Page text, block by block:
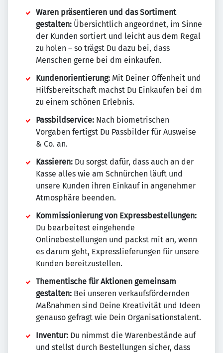
Waren präsentieren und das Sortiment
gestalten: Übersichtlich angeordnet, im Sinne
der Kunden sortiert und leicht aus dem Regal
zu holen – so trägst Du dazu bei, dass
Menschen gerne bei dm einkaufen.
Kundenorientierung: Mit Deiner Offenheit und
Hilfsbereitschaft machst Du Einkaufen bei dm
zu einem schönen Erlebnis.
Passbildservice: Nach biometrischen
Vorgaben fertigst Du Passbilder für Ausweise
& Co. an.
Kassieren: Du sorgst dafür, dass auch an der
Kasse alles wie am Schnürchen läuft und
unsere Kunden ihren Einkauf in angenehmer
Atmosphäre beenden.
Kommissionierung von Expressbestellungen:
Du bearbeitest eingehende
Onlinebestellungen und packst mit an, wenn
es darum geht, Expresslieferungen für unsere
Kunden bereitzustellen.
Thementische für Aktionen gemeinsam
gestalten: Bei unseren verkaufsfördernden
Maßnahmen sind Deine Kreativität und Ideen
genauso gefragt wie Dein Organisationstalent.
Inventur: Du nimmst die Warenbestände auf
und stellst durch Bestellungen sicher, dass